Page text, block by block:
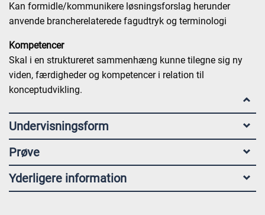
Kan formidle/kommunikere løsningsforslag herunder
anvende brancherelaterede fagudtryk og terminologi
Kompetencer
Skal i en struktureret sammenhæng kunne tilegne sig ny
viden, færdigheder og kompetencer i relation til
konceptudvikling.
Undervisningsform
Prøve
Yderligere information